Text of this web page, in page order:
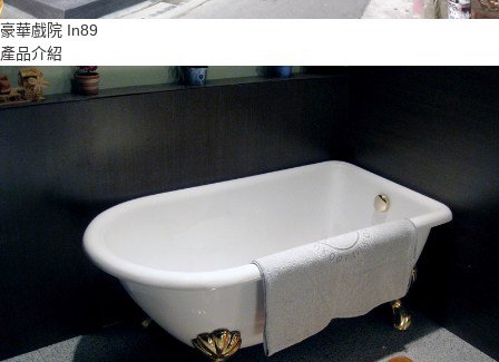
豪華戲院 In89
產品介紹